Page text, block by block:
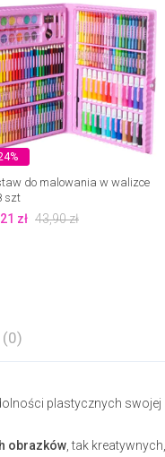
do malowania w walizce
szt
zł 43,90zł
(0)
plastycznych
obrazków , tak